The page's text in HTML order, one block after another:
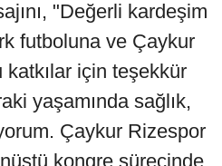
"Değerli kardeşim
futboluna ve Çaykur
için teşekkür
yaşamında sağlık,
Çaykur Rizespor
kongre sürecinde